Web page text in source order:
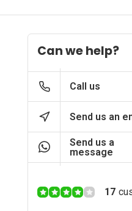
Can we help?
Call us
Send us an
Send us a
message
17